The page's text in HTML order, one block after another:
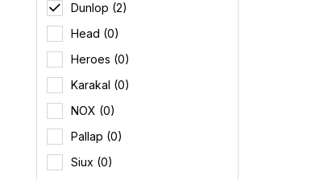
Dunlop (2)
Head (0)
Heroes (0)
Karakal (0)
NOX (0)
Pallap (0)
Siux (0)